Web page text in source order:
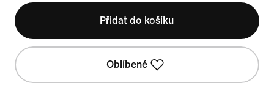
Přidat do košíku
Oblíbené